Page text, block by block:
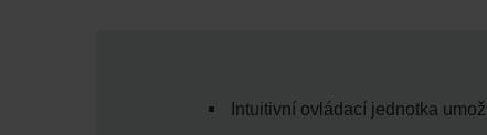
Intuitivní ovládací jednotka